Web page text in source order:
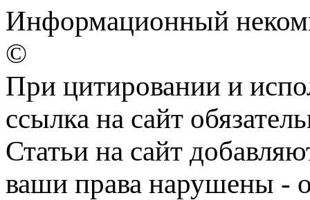
Информационный
©
При цитировании и
ссылка на сайт
Статьи на сайт
ваши права нарушены -